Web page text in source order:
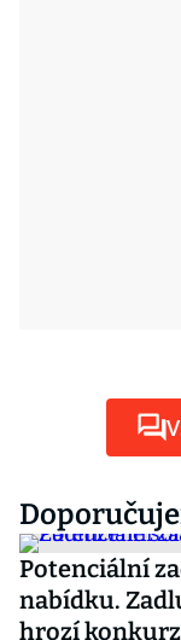
Potenciální
nabídku.
hrozí konkurz